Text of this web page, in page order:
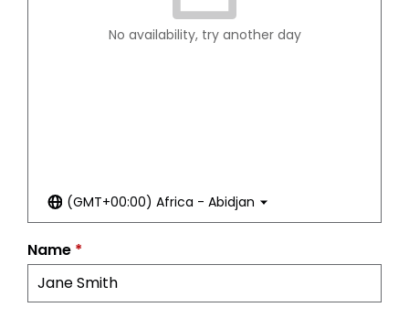
No availability, try another day
(GMT+00:00) Africa - Abidjan
Name *